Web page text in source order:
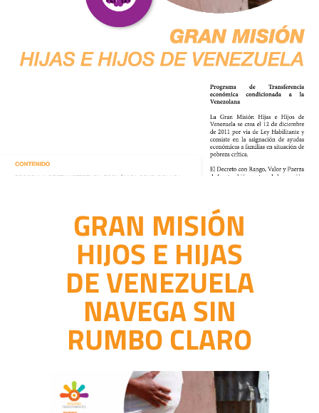
GRAN MISIÓN
HIJOS E HIJAS
DE VENEZUELA
NAVEGA SIN
RUMBO CLARO